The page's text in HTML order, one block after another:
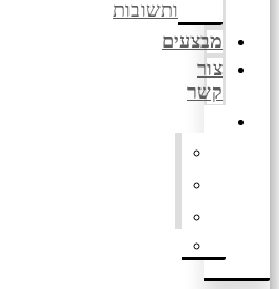
ותשובות
מבצעים
צור
קשר